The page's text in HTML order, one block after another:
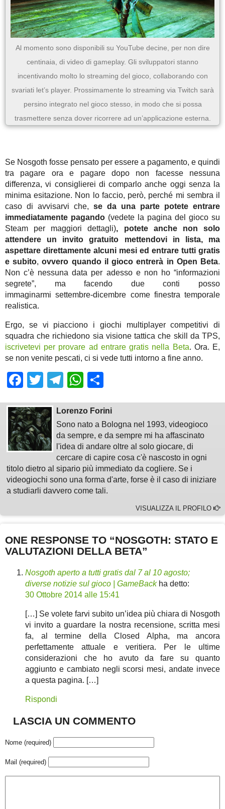
Al momento sono disponibili su YouTube decine, per non dire
centinaia, di video di gameplay. Gli sviluppatori stanno
incentivando molto lo streaming del gioco, collaborando con
svariati let’s player. Prossimamente lo streaming via Twitch sarà
persino integrato nel gioco stesso, in modo che si possa
trasmettere senza dover ricorrere ad un’applicazione esterna.
Se Nosgoth fosse pensato per essere a pagamento, e quindi
tra pagare ora e pagare dopo non facesse nessuna
differenza, vi consiglierei di comparlo anche oggi senza la
minima esitazione. Non lo faccio, però, perché mi sembra il
caso di avvisarvi che, se da una parte potete entrare
immediatamente pagando (vedete la pagina del gioco su
Steam per maggiori dettagli), potete anche non solo
attendere un invito gratuito mettendovi in lista, ma
aspettare direttamente alcuni mesi ed entrare tutti gratis
e subito,ovvero quando il gioco entrerà in Open Beta.
Non c’è nessuna data per adesso e non ho “informazioni
segrete”, ma facendo due conti posso
immaginarmi settembre-dicembre come finestra temporale
realistica.
Ergo, se vi piacciono i giochi multiplayer competitivi di
squadra che richiedono sia visione tattica che skill da TPS,
iscrivetevi per provare ad entrare gratis nella Beta. Ora. E,
se non venite pescati, ci si vede tutti intorno a fine anno.
Facebook
TwitterTelegram
WhatsApp
Lorenzo Forini
Sono nato a Bologna nel 1993, videogioco
da sempre, e da sempre mi ha affascinato
l'idea di andare oltre al solo giocare, di
cercare di capire cosa c'è nascosto in ogni
titolo dietro al sipario più immediato da cogliere. Se i
videogiochi sono una forma d'arte, forse è il caso di iniziare
a studiarli davvero come tali.
VISUALIZZA IL PROFILO
ONE RESPONSE TO “NOSGOTH: STATO E
VALUTAZIONI DELLA BETA”
Nosgoth aperto a tutti gratis dal 7 al 10 agosto;
diverse notizie sul gioco | GameBack ha detto:
30 Ottobre 2014 alle 15:41
[…] Se volete farvi subito un’idea più chiara di Nosgoth
vi invito a guardare la nostra recensione, scritta mesi
fa, al termine della Closed Alpha, ma ancora
perfettamente attuale e veritiera. Per le ultime
considerazioni che ho avuto da fare su quanto
aggiunto e cambiato negli scorsi mesi, andate invece
a questa pagina. […]
Rispondi
LASCIA UN COMMENTO
Nome (required)
Mail (required)